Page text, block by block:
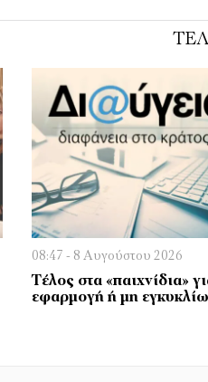
08:47 - 8 Αυγούστου 2026
Τέλος στα «παιχνίδια»
εφαρμογή ή μη